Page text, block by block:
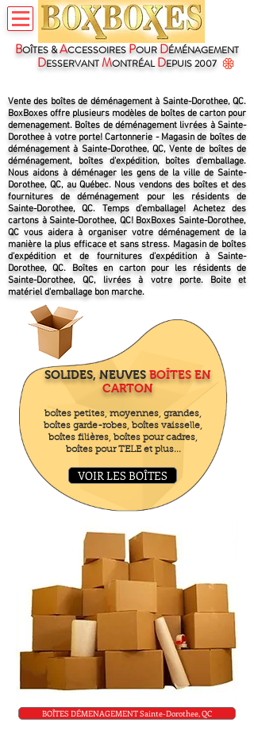
BOÎTES &ACCESSOIRES POUR DÉMÉNAGEMENT
DESSERVANTMONTRÉALDEPUIS 2007
Vente des boîtes de déménagement à Sainte-Dorothee, QC.
BoxBoxes offre plusieurs modèles de boîtes de carton pour
demenagement. Boîtes de déménagement livrées à Sainte-
Dorothee à votre porte! Cartonnerie - Magasin de boîtes de
déménagement à Sainte-Dorothee, QC, Vente de boîtes de
déménagement, boîtes d'expédition, boîtes d'emballage.
Nous aidons à déménager les gens de la ville de Sainte-
Dorothee, QC, au Québec. Nous vendons des boîtes et des
fournitures de déménagement pour les résidents de
Sainte-Dorothee, QC. Temps d'emballage! Achetez des
cartons à Sainte-Dorothee, QC! BoxBoxes Sainte-Dorothee,
QC vous aidera à organiser votre déménagement de la
manière la plus efficace et sans stress. Magasin de boîtes
d'expédition et de fournitures d'expédition à Sainte-
Dorothee, QC. Boîtes en carton pour les résidents de
Sainte-Dorothee, QC, livrées à votre porte. Boite et
matériel d'emballage bon marche.
SOLIDES, NEUVES BOÎTES EN
CARTON
boîtes petites, moyennes, grandes,
boîtes garde-robes, boîtes vaisselle,
boîtes filières, boîtes pour cadres,
boîtes pour TELE et plus...
VOIR LES BOÎTES
BOÎTES DÉMENAGEMENT Sainte-Dorothee, QC